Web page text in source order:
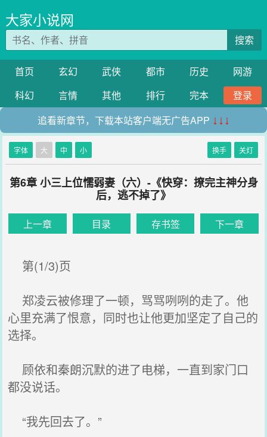
大家小说网
搜索
首页 玄幻 武侠 都市 历史
网游
科幻
言情 其他 排行 完本
登录
追看新章节，下载本站客户端无广告APP ↓↓↓
字体 大 中 小 换手 关灯
第6章 小三上位懦弱妻（六）-《快穿：撩完主神分身
后，逃不掉了》
上一章 目录 存书签 下一章
第(1/3)页
郑凌云被修理了一顿，骂骂咧咧的走了。他
心里充满了恨意，同时也让他更加坚定了自己的
选择。
顾依和秦朗沉默的进了电梯，一直到家门口
都没说话。
“我先回去了。”